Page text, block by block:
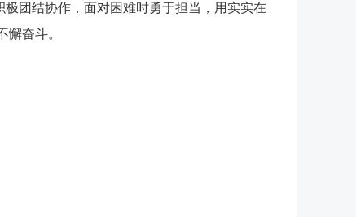
团结协作，面对困难时勇于担当，用实实在
奋斗。